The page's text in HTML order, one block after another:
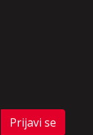
Prijavi se